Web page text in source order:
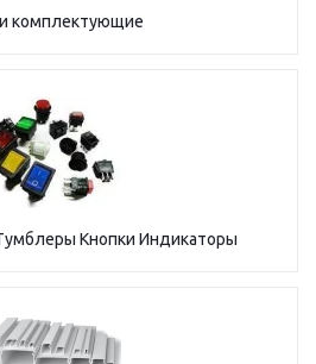
комплектующие
Кнопки Индикаторы